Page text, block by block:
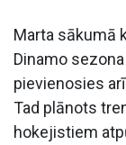
Marta sākumā
Dinamo
pievienosies
Tad plānots
hokejistiem